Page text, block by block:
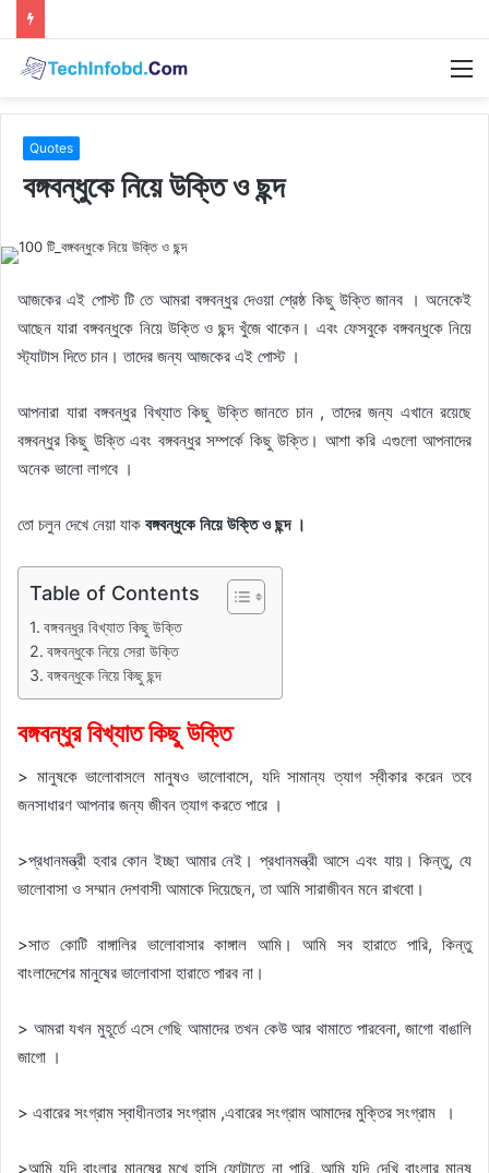
Quotes
বঙ্গবন্ধুকে নিয়ে উক্তি ও ছন্দ
আজকের এই পোস্ট টি তে আমরা বঙ্গবন্ধুর দেওয়া শ্রেষ্ঠ কিছু উক্তি জানব । অনেকেই
আছেন যারা বঙ্গবন্ধুকে নিয়ে উক্তি ও ছন্দ খুঁজে থাকেন। এবং ফেসবুকে বঙ্গবন্ধুকে নিয়ে
স্ট্যাটাস দিতে চান। তাদের জন্য আজকের এই পোস্ট ।
আপনারা যারা বঙ্গবন্ধুর বিখ্যাত কিছু উক্তি জানতে চান , তাদের জন্য এখানে রয়েছে
বঙ্গবন্ধুর কিছু উক্তি এবং বঙ্গবন্ধুর সম্পর্কে কিছু উক্তি। আশা করি এগুলো আপনাদের
অনেক ভালো লাগবে ।
তো চলুন দেখে নেয়া যাক বঙ্গবন্ধুকে নিয়ে উক্তি ও ছন্দ ।
Table of Contents
বঙ্গবন্ধুর বিখ্যাত কিছু উক্তি
বঙ্গবন্ধুকে নিয়ে সেরা উক্তি
বঙ্গবন্ধুকে নিয়ে কিছু ছন্দ
বঙ্গবন্ধুর বিখ্যাত কিছু উক্তি
> মানুষকে ভালোবাসলে মানুষও ভালোবাসে, যদি সামান্য ত্যাগ স্বীকার করেন তবে
জনসাধারণ আপনার জন্য জীবন ত্যাগ করতে পারে ।
>প্রধানমন্ত্রী হবার কোন ইচ্ছা আমার নেই। প্রধানমন্ত্রী আসে এবং যায়। কিন্তু, যে
ভালোবাসা ও সম্মান দেশবাসী আমাকে দিয়েছেন, তা আমি সারাজীবন মনে রাখবো।
>সাত কোটি বাঙ্গালির ভালোবাসার কাঙ্গাল আমি। আমি সব হারাতে পারি, কিন্তু
বাংলাদেশের মানুষের ভালোবাসা হারাতে পারব না।
> আমরা যখন মুহূর্তে এসে গেছি আমাদের তখন কেউ আর থামাতে পারবেনা, জাগো বাঙালি
জাগো ।
> এবারের সংগ্রাম স্বাধীনতার সংগ্রাম ,এবারের সংগ্রাম আমাদের মুক্তির সংগ্রাম ।
>আমি যদি বাংলার মানুষের মুখে হাসি ফোটাতে না পারি, আমি যদি দেখি বাংলার মানুষ